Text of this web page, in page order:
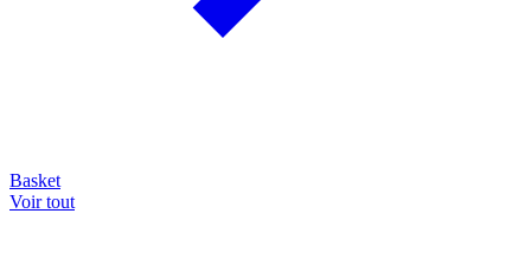
Basket
Voir tout